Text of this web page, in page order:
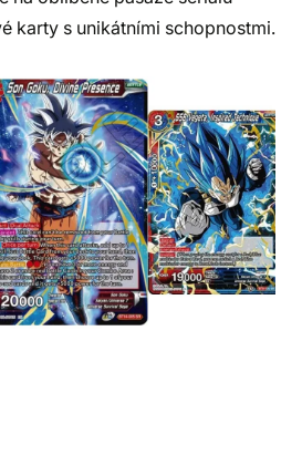
karty s unikátními schopnostmi.